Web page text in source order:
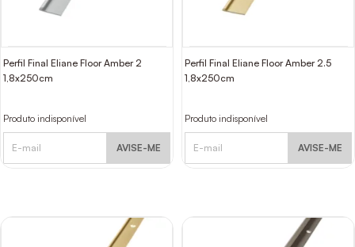
Perfil Final Eliane Floor Amber 2
1,8x250cm
Produto indisponível
AVISE-ME
Perfil Final Eliane Floor Amber 2.5
1,8x250cm
Produto indisponível
AVISE-ME